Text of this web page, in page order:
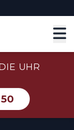
UHR